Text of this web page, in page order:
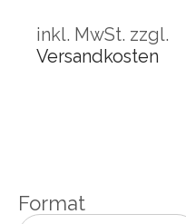
inkl. MwSt. zzgl.
Versandkosten
Format